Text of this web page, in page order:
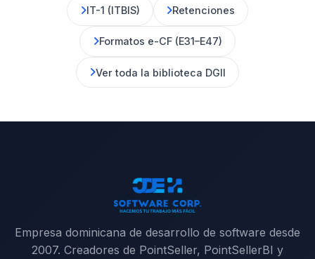
IT-1 (ITBIS) Retenciones
Formatos e-CF (E31–E47)
Ver toda la biblioteca DGII
Empresa dominicana de desarrollo de software desde
2007. Creadores de PointSeller, PointSellerBI y